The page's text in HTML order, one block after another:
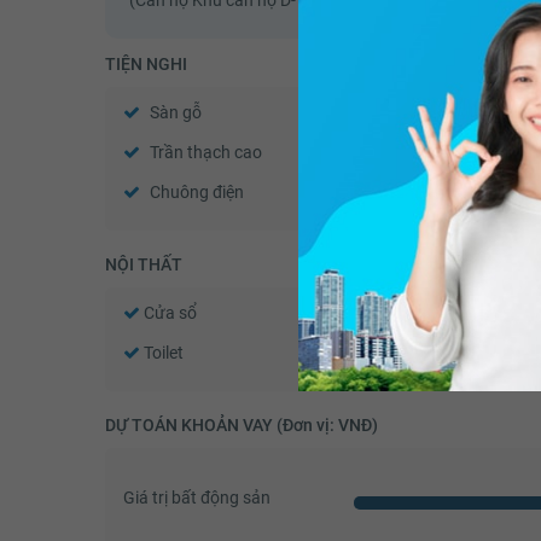
TIỆN NGHI
Sàn gỗ Sàn đá
Trần thạch cao Tường sơn bả
Chuông điện Cửa gỗ công nghiệp
NỘI THẤT
Cửa sổ Tủ âm tường
Toilet Quạt thông gió
DỰ TOÁN KHOẢN VAY (Đơn vị: VNĐ)
Giá trị bất động sản